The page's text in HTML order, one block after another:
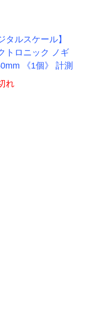
タルスケール】
トロニック ノギ
《1個》 計測
れ